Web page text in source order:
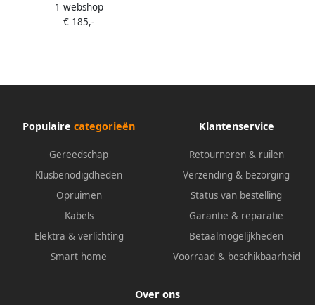
Ambiance Standaard 4-Pack +
Bridge
1 webshop
€ 185,-
Populaire categorieën
Gereedschap
Klusbenodigdheden
Opruimen
Kabels
Elektra & verlichting
Smart home
Klantenservice
Retourneren & ruilen
Verzending & bezorging
Status van bestelling
Garantie & reparatie
Betaalmogelijkheden
Voorraad & beschikbaarheid
Over ons